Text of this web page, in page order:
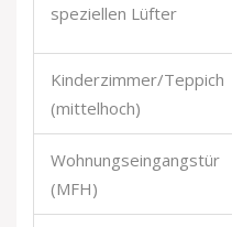
speziellen Lüfter
Kinderzimmer/Teppich
(mittelhoch)
Wohnungseingangstür
(MFH)